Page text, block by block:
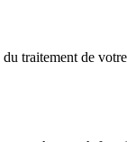
traitement de